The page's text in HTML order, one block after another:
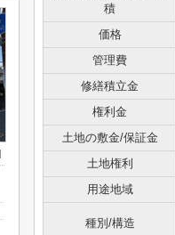
積
価格
管理費
修繕積立金
権利金
土地の敷金/保証金
土地権利
用途地域
種別/構造